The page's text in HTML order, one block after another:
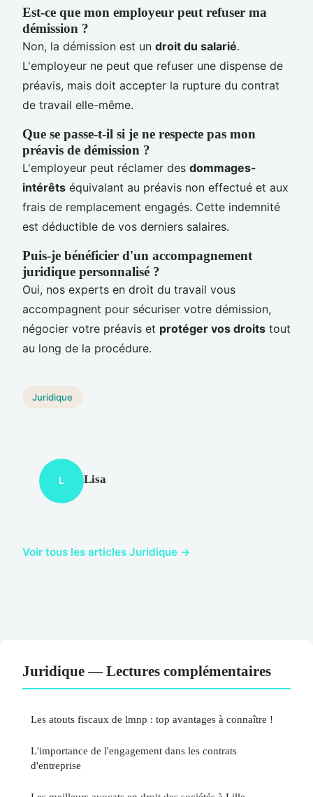
Est-ce que mon employeur peut refuser ma
démission ?
Non, la démission est un droit du salarié.
L'employeur ne peut que refuser une dispense de
préavis, mais doit accepter la rupture du contrat
de travail elle-même.
Que se passe-t-il si je ne respecte pas mon
préavis de démission ?
L'employeur peut réclamer des dommages-
intérêts équivalant au préavis non effectué et aux
frais de remplacement engagés. Cette indemnité
est déductible de vos derniers salaires.
Puis-je bénéficier d'un accompagnement
juridique personnalisé ?
Oui, nos experts en droit du travail vous
accompagnent pour sécuriser votre démission,
négocier votre préavis et protéger vos droits tout
au long de la procédure.
Juridique
L Lisa
Voir tous les articles Juridique →
Juridique — Lectures complémentaires
Les atouts fiscaux de lmnp : top avantages à connaître !
L'importance de l'engagement dans les contrats
d'entreprise